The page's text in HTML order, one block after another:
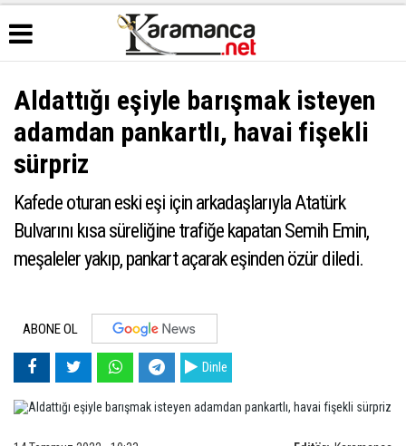
Aldattığı eşiyle barışmak isteyen
adamdan pankartlı, havai fişekli
sürpriz
Kafede oturan eski eşi için arkadaşlarıyla Atatürk
Bulvarını kısa süreliğine trafiğe kapatan Semih Emin,
meşaleler yakıp, pankart açarak eşinden özür diledi.
ABONE OL
Dinle